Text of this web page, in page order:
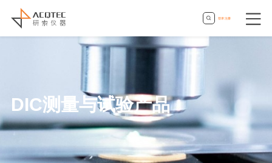
登录|注册
DIC测量与试验产品